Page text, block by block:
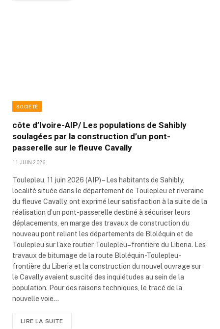
SOCIÉTÉ
côte d’Ivoire-AIP/ Les populations de Sahibly
soulagées par la construction d’un pont-
passerelle sur le fleuve Cavally
11 JUIN 2026
Toulepleu, 11 juin 2026 (AIP) – Les habitants de Sahibly,
localité située dans le département de Toulepleu et riveraine
du fleuve Cavally, ont exprimé leur satisfaction à la suite de la
réalisation d’un pont-passerelle destiné à sécuriser leurs
déplacements, en marge des travaux de construction du
nouveau pont reliant les départements de Bloléquin et de
Toulepleu sur l’axe routier Toulepleu–frontière du Liberia. Les
travaux de bitumage de la route Bloléquin-Toulepleu-
frontière du Liberia et la construction du nouvel ouvrage sur
le Cavally avaient suscité des inquiétudes au sein de la
population. Pour des raisons techniques, le tracé de la
nouvelle voie…
LIRE LA SUITE